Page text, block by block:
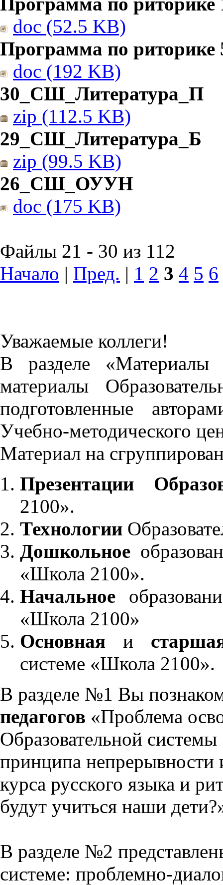
doc (52.5 KB)
Программа по риторике
doc (192 KB)
30_СШ_Литература_П
zip (112.5 KB)
29_СШ_Литература_Б
zip (99.5 KB)
26_СШ_ОУУН
doc (175 KB)
Файлы 21 - 30 из 112
Начало | Пред. | 1 2 3 4 5 6
Уважаемые коллеги!
В разделе «Материалы
материалы
подготовленные
Учебно-методического
Материал на
Презентации
2100».
Технологии
Дошкольное
«Школа 2100».
Начальное
«Школа 2100»
Основнаяи
системе «Школа 2100».
В разделе №1 Вы
педагогов «Проблема
Образовательной
принципа непрерывности
курса русского языка и
будут учиться наши
В разделе №2
системе: проблемно-